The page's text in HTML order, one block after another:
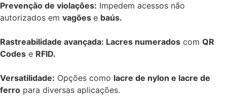
Prevenção de violações: Impedem acessos não
autorizados em vagões e baús.
Rastreabilidade avançada: Lacres numerados com QR
Codes e RFID.
Versatilidade: Opções como lacre de nylon e lacre de
ferro para diversas aplicações.